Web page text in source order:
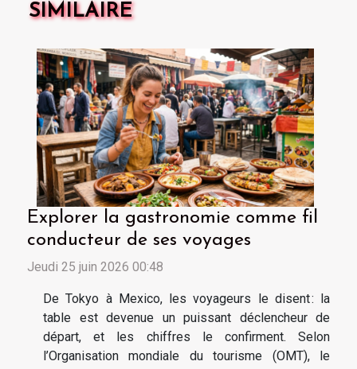
SIMILAIRE
Explorer la gastronomie comme fil
conducteur de ses voyages
Jeudi 25 juin 2026 00:48
De Tokyo à Mexico, les voyageurs le disent : la
table est devenue un puissant déclencheur de
départ, et les chiffres le confirment. Selon
l’Organisation mondiale du tourisme (OMT), le